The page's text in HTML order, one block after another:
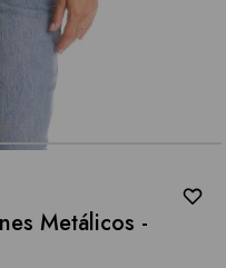
Metálicos -